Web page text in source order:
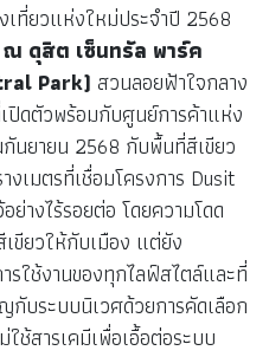
เที่ยวแห่งใหม่ประจำปี 2568
ดุสิต เซ็นทรัล พาร์ค
Park) สวนลอยฟ้าใจกลาง
ดตัวพร้อมกับศูนย์การค้าแห่ง
นยายน 2568 กับพื้นที่สีเขียว
งเมตรที่เชื่อมโครงการ Dusit
ย่างไร้รอยต่อ โดยความโดด
ขียวให้กับเมือง แต่ยัง
ใช้งานของทุกไลฟ์สไตล์และที่
บระบบนิเวศด้วยการคัดเลือก
ช้สารเคมีเพื่อเอื้อต่อระบบ